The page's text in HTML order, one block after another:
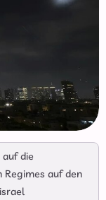
die
auf den